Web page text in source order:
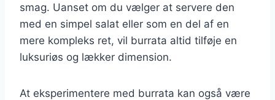
smag. Uanset om du vælger at servere den
med en simpel salat eller som en del af en
mere kompleks ret, vil burrata altid tilføje en
luksuriøs og lækker dimension.
At eksperimentere med burrata kan også være